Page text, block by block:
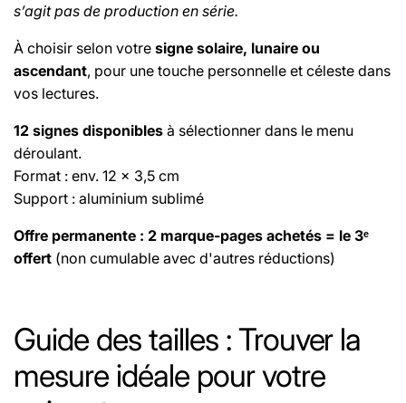
s’agit pas de production en série.
À choisir selon votre signe solaire, lunaire ou
ascendant, pour une touche personnelle et céleste dans
vos lectures.
12 signes disponibles à sélectionner dans le menu
déroulant.
Format : env. 12 x 3,5 cm
Support : aluminium sublimé
Offre permanente : 2 marque-pages achetés = le 3ᵉ
offert (non cumulable avec d'autres réductions)
excellente durabilité.
Retrouvez les propriétés de chaque pierre
Guide des tailles : Trouver la
mesure idéale pour votre